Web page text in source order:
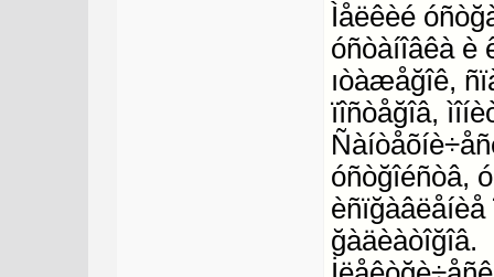
Ìåëêèé
óñòàíîâêà è
ıòàæåğîê,
ïîñòåğîâ,
óñòğîéñòâ,
ğàäèàòîğîâ.